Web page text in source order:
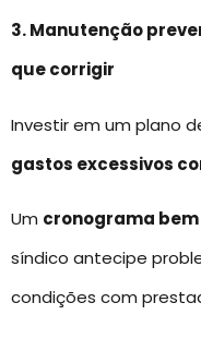
3. Manutenção
que corrigir
Investir em um plano
gastos excessivos
Um cronograma
síndico antecipe
condições com